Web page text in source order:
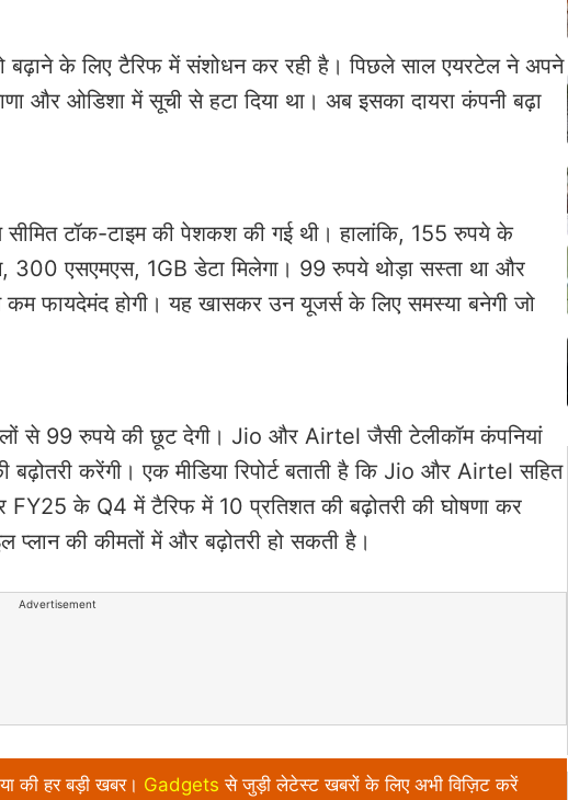
बढ़ाने के लिए टैरिफ में संशोधन कर रही है। पिछले साल एयरटेल ने अपने
और ओडिशा में सूची से हटा दिया था। अब इसका दायरा कंपनी बढ़ा
टॉक-टाइम की पेशकश की गई थी। हालांकि, 155 रुपये के
300 एसएमएस, 1GB डेटा मिलेगा। 99 रुपये थोड़ा सस्ता था और
फायदेमंद होगी। यह खासकर उन यूजर्स के लिए समस्या बनेगी जो
से 99 रुपये की छूट देगी। Jio और Airtel जैसी टेलीकॉम कंपनियां
करेंगी। एक मीडिया रिपोर्ट बताती है कि Jio और Airtel सहित
के Q4 में टैरिफ में 10 प्रतिशत की बढ़ोतरी की घोषणा कर
प्लान की कीमतों में और बढ़ोतरी हो सकती है।
Advertisement
की हर बड़ी खबर। Gadgets से जुड़ी लेटेस्ट खबरों के लिए अभी विज़िट करें